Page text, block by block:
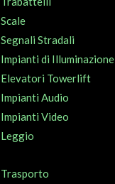
Scale
Segnali Stradali
Impianti di Illuminazione
Elevatori Towerlift
Impianti Audio
Impianti Video
Leggio
Trasporto